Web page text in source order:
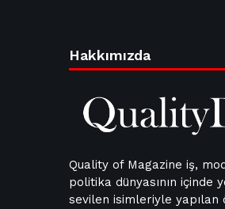
Hakkımızda
Quality of Magazine iş,
politika dünyasının içinde
sevilen isimleriyle